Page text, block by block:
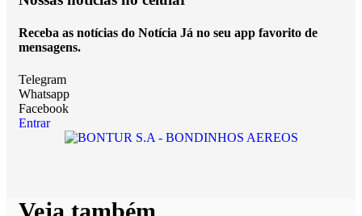
Receba as notícias do Notícia Já no seu app favorito de
mensagens.
Telegram
Whatsapp
Facebook
Entrar